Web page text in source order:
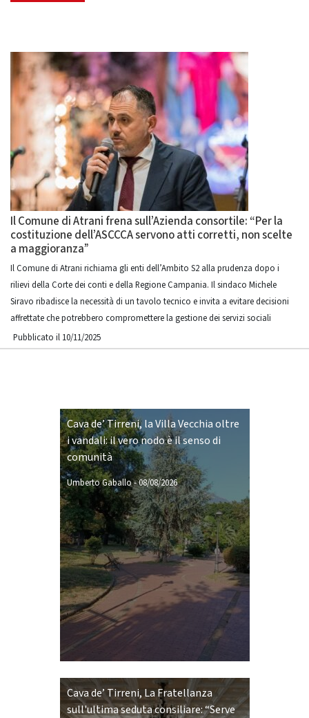
Il Comune di Atrani frena sull’Azienda consortile: “Per la
costituzione dell’ASCCCA servono atti corretti, non scelte
a maggioranza”
Il Comune di Atrani richiama gli enti dell’Ambito S2 alla prudenza dopo i
rilievi della Corte dei conti e della Regione Campania. Il sindaco Michele
Siravo ribadisce la necessità di un tavolo tecnico e invita a evitare decisioni
affrettate che potrebbero compromettere la gestione dei servizi sociali
Pubblicato il 10/11/2025
Cava de’ Tirreni, la Villa Vecchia oltre
i vandali: il vero nodo è il senso di
comunità
Umberto Gaballo-08/08/2026
Cava de’ Tirreni, La Fratellanza
sull'ultima seduta consiliare: “Serve